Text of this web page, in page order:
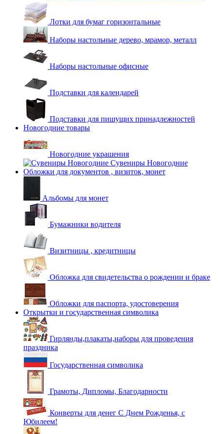
Лотки для бумаг горизонтальные
Наборы настольные дерево, мрамор, металл
Наборы настольные офисные
Подставки для календарей
Подставки для пишущих принадлежностей
Новогодние товары
Новогодние украшения
Сувениры Новогодние
Обложки для документов , визиток, монет
Альбомы для монет
Бумажники водителя
Визитницы , кредитницы
Обложка для свидетельства о рождении и браке
Обложки для паспорта, удостоверения
Открытки и государственная символика
Гирлянды,плакаты,наборы для проведения
праздника
Государственная символика
Грамоты, Дипломы, Благодарности
Конверты для денег С Днем Рожденья, с
Юбилеем!